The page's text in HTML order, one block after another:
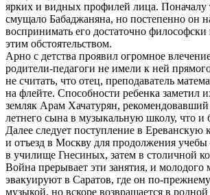
ярких и видных профилей лица. Поначалу
смущало Бабаджаняна, но постепенно он
воспринимать его достаточно
этим обстоятельством.
Арно с детства проявил огромное
родители-педагоги не имели к ней
не считать, что отец, преподаватель
на флейте. Способности ребенка заметил
земляк Арам Хачатурян,
летнего сына в музыкальную школу, что и
Далее следует поступление в Ереванскую
и отъезд в Москву для продолжения
в училище Гнесиных, затем в столичной
Война прерывает эти занятия, и молодого
эвакуируют в Саратов, где он по-
музыкой, но вскоре возвращается в